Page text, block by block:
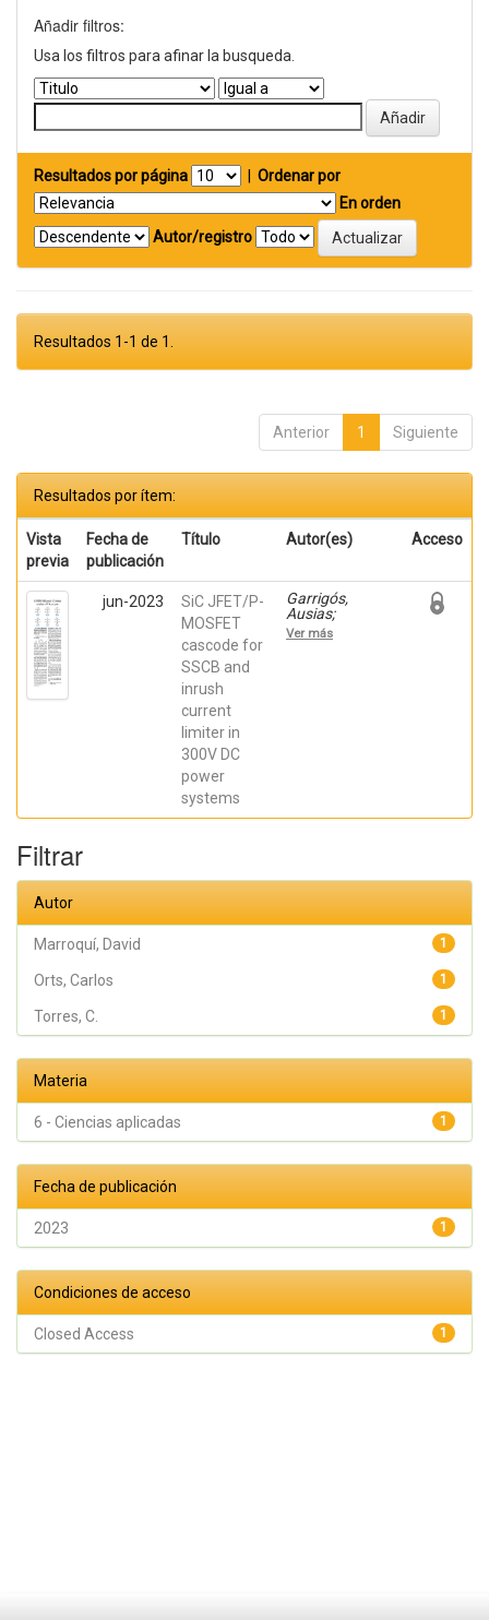
Añadir filtros:
Usa los filtros para afinar la busqueda.
Resultados por página
Ordenar por
En orden
Autor/registro
Resultados 1-1 de 1.
Anterior 1 Siguiente
Resultados por ítem:
Vista
previa
Fecha de
publicación
Título Autor(es) Acceso
jun-2023
SiC JFET/P-
MOSFET
cascode for
SSCB and
inrush
current
limiter in
300V DC
power
systems
Garrigós,
Ausias;
Marroquí,
David; Blanes,
Ver más
Filtrar
Autor
1
Marroquí, David
1
Orts, Carlos
1
Torres, C.
Materia
1
6 - Ciencias aplicadas
Fecha de publicación
1
2023
Condiciones de acceso
1
Closed Access